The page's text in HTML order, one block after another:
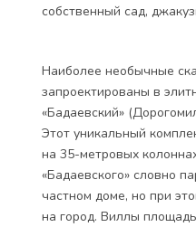
собственный сад,
Наиболее необычные
запроектированы в
«Бадаевский»
Этот уникальный
на 35-метровых
«Бадаевского» словно
частном доме, но при
на город. Виллы